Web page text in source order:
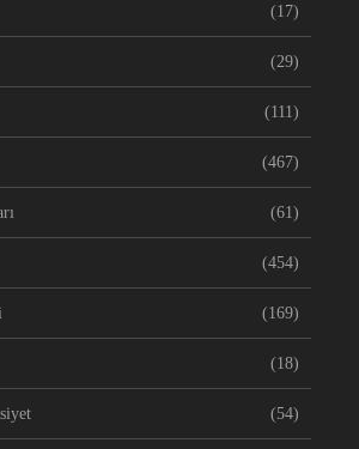
(17)
(29)
(111)
(467)
(61)
(454)
(169)
(18)
(54)